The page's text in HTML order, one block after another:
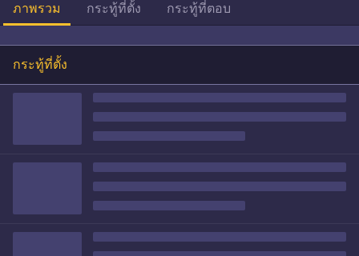
ภาพรวม กระทู้ที่ตั้ง กระทู้ที่ตอบ
กระทู้ที่ตั้ง